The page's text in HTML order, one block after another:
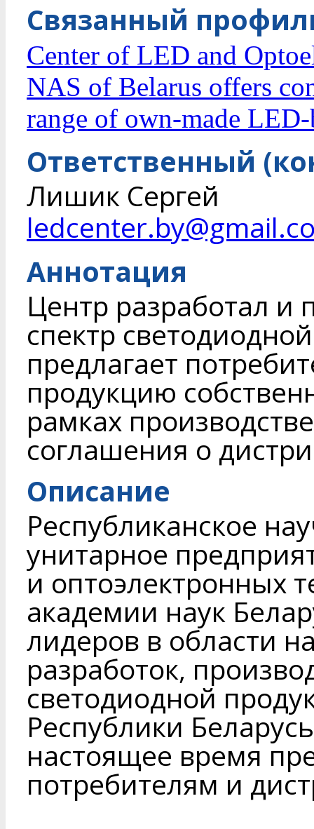
Связанный
Center of LED and
NAS of Belarus offers
range of own-made
Ответственный
Лишик Сергей
Аннотация
Центр разработал
спектр
предлагает
продукцию
рамках
соглашения о
Описание
Республиканское
унитарное
и оптоэлектронных
академии наук
лидеров в области
разработок,
светодиодной
Республики
настоящее время
потребителям и